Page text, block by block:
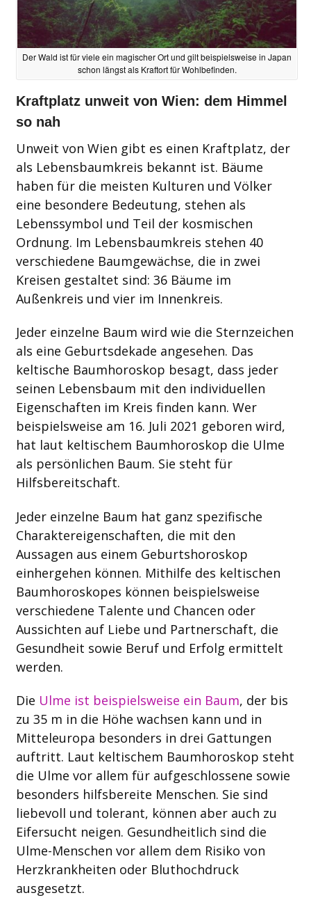
Der Wald ist für viele ein magischer Ort und gilt beispielsweise in Japan
schon längst als Kraftort für Wohlbefinden.
Kraftplatz unweit von Wien: dem Himmel
so nah
Unweit von Wien gibt es einen Kraftplatz, der
als Lebensbaumkreis bekannt ist. Bäume
haben für die meisten Kulturen und Völker
eine besondere Bedeutung, stehen als
Lebenssymbol und Teil der kosmischen
Ordnung. Im Lebensbaumkreis stehen 40
verschiedene Baumgewächse, die in zwei
Kreisen gestaltet sind: 36 Bäume im
Außenkreis und vier im Innenkreis.
Jeder einzelne Baum wird wie die Sternzeichen
als eine Geburtsdekade angesehen. Das
keltische Baumhoroskop besagt, dass jeder
seinen Lebensbaum mit den individuellen
Eigenschaften im Kreis finden kann. Wer
beispielsweise am 16. Juli 2021 geboren wird,
hat laut keltischem Baumhoroskop die Ulme
als persönlichen Baum. Sie steht für
Hilfsbereitschaft.
Jeder einzelne Baum hat ganz spezifische
Charaktereigenschaften, die mit den
Aussagen aus einem Geburtshoroskop
einhergehen können. Mithilfe des keltischen
Baumhoroskopes können beispielsweise
verschiedene Talente und Chancen oder
Aussichten auf Liebe und Partnerschaft, die
Gesundheit sowie Beruf und Erfolg ermittelt
werden.
Die Ulme ist beispielsweise ein Baum, der bis
zu 35 m in die Höhe wachsen kann und in
Mitteleuropa besonders in drei Gattungen
auftritt. Laut keltischem Baumhoroskop steht
die Ulme vor allem für aufgeschlossene sowie
besonders hilfsbereite Menschen. Sie sind
liebevoll und tolerant, können aber auch zu
Eifersucht neigen. Gesundheitlich sind die
Ulme-Menschen vor allem dem Risiko von
Herzkrankheiten oder Bluthochdruck
ausgesetzt.